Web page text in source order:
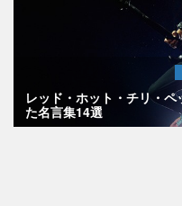
レッド・ホット・チリ・
た名言集14選